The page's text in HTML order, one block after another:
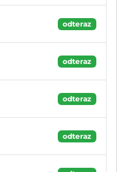
odteraz
odteraz
odteraz
odteraz